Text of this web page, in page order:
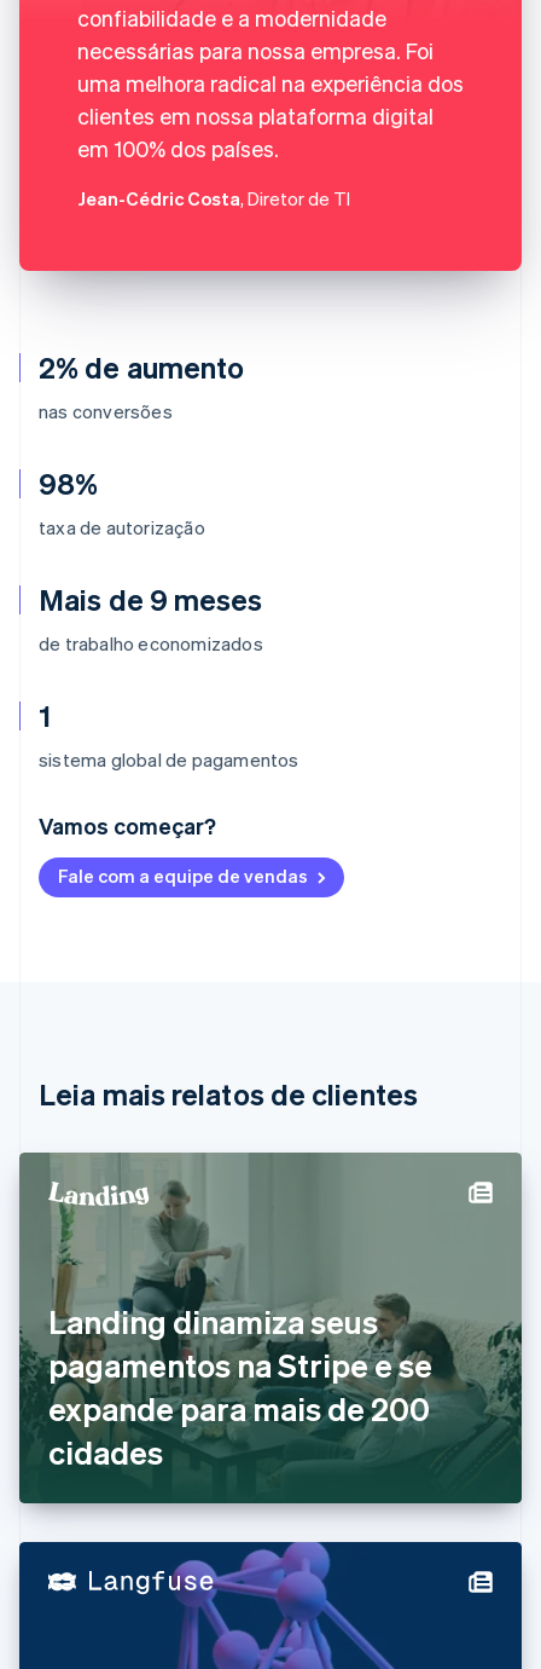
2% de aumento
nas conversões
98%
taxa de autorização
Mais de 9 meses
de trabalho economizados
1
sistema global de pagamentos
Vamos começar?
Fale com a equipe de vendas
confiabilidade e a modernidade
necessárias para nossa empresa. Foi
uma melhora radical na experiência dos
clientes em nossa plataforma digital
em 100% dos países.
Jean-Cédric Costa, Diretor de TI
Leia mais relatos de clientes
Landing dinamiza seus
pagamentos na Stripe e se
expande para mais de 200
cidades
DeutschEnglish
Austrália
Bulgária
China continental
简体中文 English
English
Croácia
EnglishItaliano
Dinamarca
English
Emirados Árabes Unidos
English
Eslováquia
English
EnglishItaliano
Espanha
Estados Unidos
简体中文